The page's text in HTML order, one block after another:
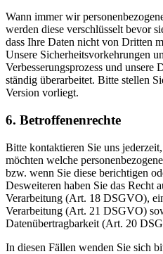
Wann immer wir
werden diese verschlüsselt bevor
dass Ihre Daten nicht von Dritten
Unsere Sicherheitsvorkehrungen
Verbesserungsprozess und unsere
ständig überarbeitet. Bitte stellen
Version vorliegt.
6. Betroffenenrechte
Bitte kontaktieren Sie uns
möchten welche
bzw. wenn Sie diese berichtigen
Desweiteren haben Sie das Recht
Verarbeitung (Art. 18 DSGVO),
Verarbeitung (Art. 21 DSGVO)
Datenübertragbarkeit (Art. 20
In diesen Fällen wenden Sie sich